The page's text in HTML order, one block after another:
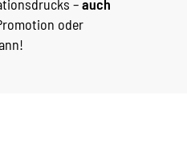
–auch
oder